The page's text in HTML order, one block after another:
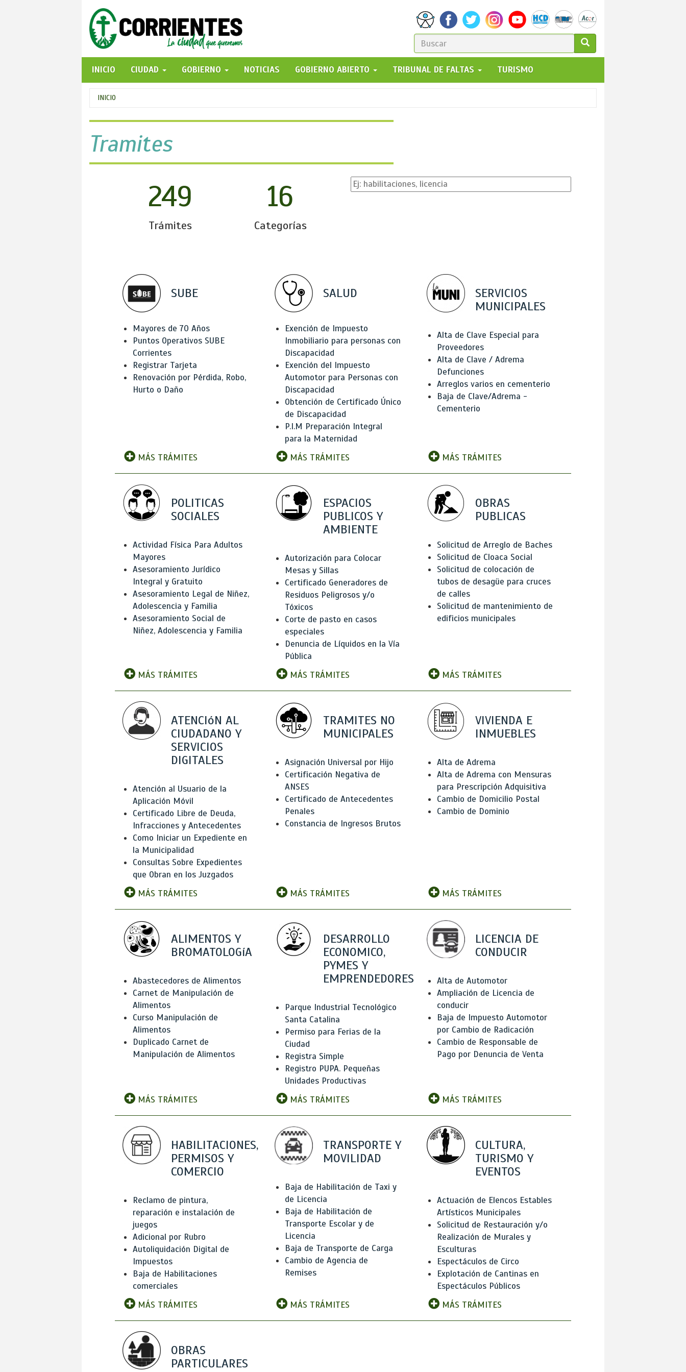
FORMULARIO
DE
BÚSQUEDA
GO!
INICIO
CIUDAD GOBIERNO NOTICIAS GOBIERNO ABIERTO TRIBUNAL DE FALTAS TURISMO
Se
encuentra
usted
aquí
INICIO
Tramites
249
Trámites
16
Categorías
SUBE
Mayores de 70 Años
Puntos Operativos SUBE
Corrientes
Registrar Tarjeta
Renovación por Pérdida, Robo,
Hurto o Daño
MÁS TRÁMITES
SALUD
Exención de Impuesto
Inmobiliario para personas con
Discapacidad
Exención del Impuesto
Automotor para Personas con
Discapacidad
Obtención de Certificado Único
de Discapacidad
P.I.M Preparación Integral
para la Maternidad
MÁS TRÁMITES
SERVICIOS
MUNICIPALES
Alta de Clave Especial para
Proveedores
Alta de Clave / Adrema
Defunciones
Arreglos varios en cementerio
Baja de Clave/Adrema -
Cementerio
MÁS TRÁMITES
POLITICAS
SOCIALES
Actividad Física Para Adultos
Mayores
Asesoramiento Jurídico
Integral y Gratuito
Asesoramiento Legal de Niñez,
Adolescencia y Familia
Asesoramiento Social de
Niñez, Adolescencia y Familia
MÁS TRÁMITES
ESPACIOS
PUBLICOS Y
AMBIENTE
Autorización para Colocar
Mesas y Sillas
Certificado Generadores de
Residuos Peligrosos y/o
Tóxicos
Corte de pasto en casos
especiales
Denuncia de Líquidos en la Vía
Pública
MÁS TRÁMITES
OBRAS
PUBLICAS
Solicitud de Arreglo de Baches
Solicitud de Cloaca Social
Solicitud de colocación de
tubos de desagüe para cruces
de calles
Solicitud de mantenimiento de
edificios municipales
MÁS TRÁMITES
ATENCIóN AL
CIUDADANO Y
SERVICIOS
DIGITALES
Atención al Usuario de la
Aplicación Móvil
Certificado Libre de Deuda,
Infracciones y Antecedentes
Como Iniciar un Expediente en
la Municipalidad
Consultas Sobre Expedientes
que Obran en los Juzgados
MÁS TRÁMITES
TRAMITES NO
MUNICIPALES
Asignación Universal por Hijo
Certificación Negativa de
ANSES
Certificado de Antecedentes
Penales
Constancia de Ingresos Brutos
MÁS TRÁMITES
VIVIENDA E
INMUEBLES
Alta de Adrema
Alta de Adrema con Mensuras
para Prescripción Adquisitiva
Cambio de Domicilio Postal
Cambio de Dominio
MÁS TRÁMITES
ALIMENTOS Y
BROMATOLOGíA
Abastecedores de Alimentos
Carnet de Manipulación de
Alimentos
Curso Manipulación de
Alimentos
Duplicado Carnet de
Manipulación de Alimentos
MÁS TRÁMITES
DESARROLLO
ECONOMICO,
PYMES Y
EMPRENDEDORES
Parque Industrial Tecnológico
Santa Catalina
Permiso para Ferias de la
Ciudad
Registra Simple
Registro PUPA. Pequeñas
Unidades Productivas
MÁS TRÁMITES
LICENCIA DE
CONDUCIR
Alta de Automotor
Ampliación de Licencia de
conducir
Baja de Impuesto Automotor
por Cambio de Radicación
Cambio de Responsable de
Pago por Denuncia de Venta
MÁS TRÁMITES
HABILITACIONES,
PERMISOS Y
COMERCIO
Reclamo de pintura,
reparación e instalación de
juegos
Adicional por Rubro
Autoliquidación Digital de
Impuestos
Baja de Habilitaciones
comerciales
MÁS TRÁMITES
TRANSPORTE Y
MOVILIDAD
Baja de Habilitación de Taxi y
de Licencia
Baja de Habilitación de
Transporte Escolar y de
Licencia
Baja de Transporte de Carga
Cambio de Agencia de
Remises
MÁS TRÁMITES
CULTURA,
TURISMO Y
EVENTOS
Actuación de Elencos Estables
Artísticos Municipales
Solicitud de Restauración y/o
Realización de Murales y
Esculturas
Espectáculos de Circo
Explotación de Cantinas en
Espectáculos Públicos
MÁS TRÁMITES
OBRAS
PARTICULARES